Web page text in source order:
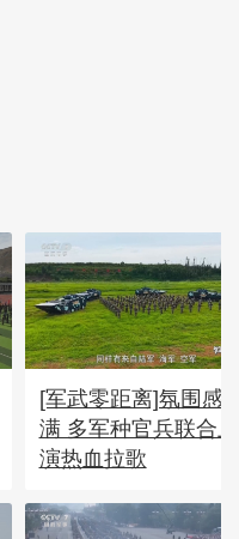
[军武零距离]氛围感
满 多军种官兵联合上
演热血拉歌